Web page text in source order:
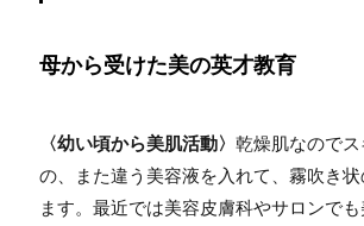
母から受けた美の英才教育
〈幼い頃から美肌活動〉 乾燥肌なので
の、また違う美容液を入れて、霧吹き
ます。最近では美容皮膚科やサロンで